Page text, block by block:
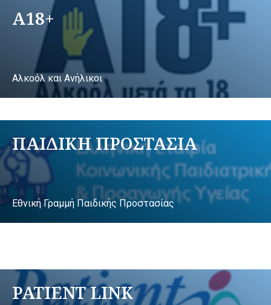
A18+
Αλκοόλ και Ανήλικοι
ΠΑΙΔΙΚΗ ΠΡΟΣΤΑΣΙΑ
Εθνική Γραμμή Παιδικής Προστασίας
PATIENT LINK